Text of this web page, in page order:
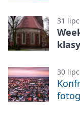
31
30